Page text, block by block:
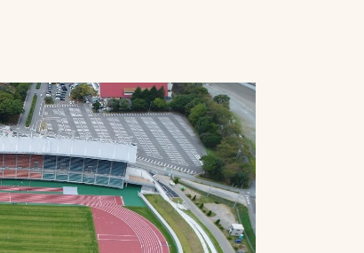
アスリートパートナ
ー
採用情報
お取引先の皆様へ